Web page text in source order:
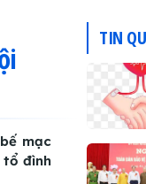
mạc
tổ đình
TIN